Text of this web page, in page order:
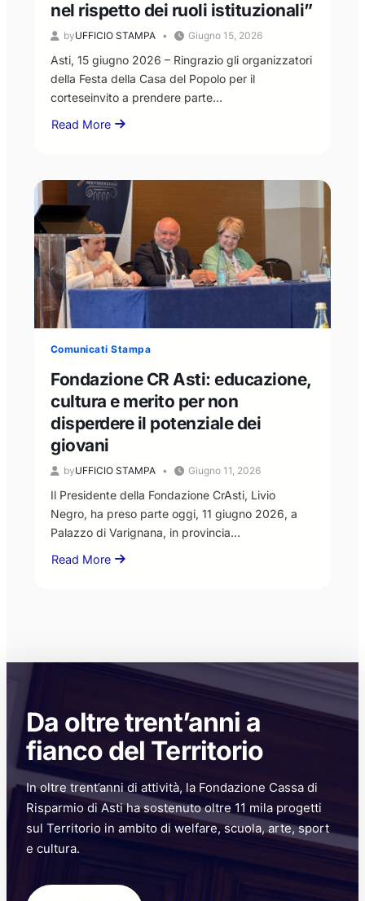
nel rispetto dei ruoli istituzionali”
byUFFICIO STAMPA Giugno 15, 2026
Asti, 15 giugno 2026 – Ringrazio gli organizzatori
della Festa della Casa del Popolo per il
corteseinvito a prendere parte…
Read More
about
Livio
risponde
all’invito
della
Casa
del
Popolo:
“disponibilità
confronto,
ma
nel
rispetto
dei
ruoli
istituzionali”
Comunicati Stampa
Fondazione CR Asti: educazione,
cultura e merito per non
disperdere il potenziale dei
giovani
byUFFICIO STAMPA Giugno 11, 2026
Il Presidente della Fondazione CrAsti, Livio
Negro, ha preso parte oggi, 11 giugno 2026, a
Palazzo di Varignana, in provincia…
Read More
about
non
il
dei
giovani
Da oltre trent’anni a
fianco del Territorio
In oltre trent’anni di attività, la Fondazione Cassa di
Risparmio di Asti ha sostenuto oltre 11 mila progetti
sul Territorio in ambito di welfare, scuola, arte, sport
e cultura.